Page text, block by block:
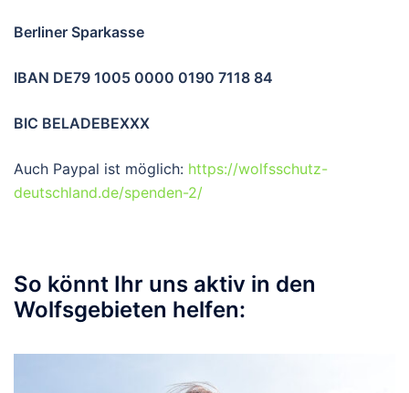
Berliner Sparkasse
IBAN DE79 1005 0000 0190 7118 84
BIC BELADEBEXXX
Auch Paypal ist möglich: https://wolfsschutz-
deutschland.de/spenden-2/
So könnt Ihr uns aktiv in den
Wolfsgebieten helfen: